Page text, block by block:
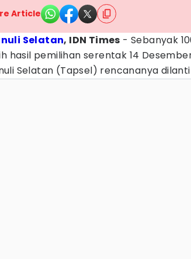
Article
Selatan, IDN Times - Sebanyak
hasil pemilihan serentak 14
Selatan (Tapsel) rencananya